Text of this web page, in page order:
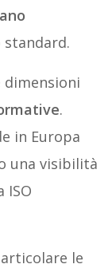
standard.
dimensioni
.
in Europa
una visibilità
ISO
le